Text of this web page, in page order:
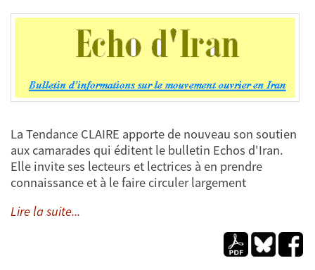
La Tendance CLAIRE apporte de nouveau son soutien
aux camarades qui éditent le bulletin Echos d'Iran.
Elle invite ses lecteurs et lectrices à en prendre
connaissance et à le faire circuler largement
Lire la suite...